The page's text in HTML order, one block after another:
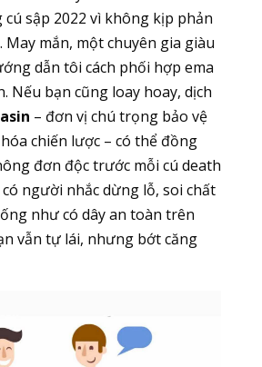
sập 2022 vì không kịp phản
mắn, một chuyên gia giàu
dẫn tôi cách phối hợp ema
Nếu bạn cũng loay hoay, dịch
– đơn vị chú trọng bảo vệ
chiến lược – có thể đồng
đơn độc trước mỗi cú death
có người nhắc dừng lỗ, soi chất
như có dây an toàn trên
vẫn tự lái, nhưng bớt căng